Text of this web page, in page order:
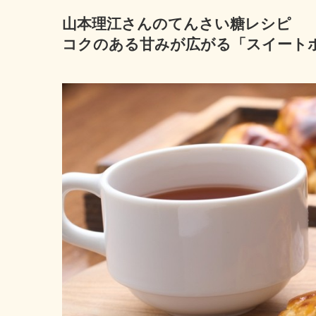
山本理江さんのてんさい糖レシピ
コクのある甘みが広がる「スイート